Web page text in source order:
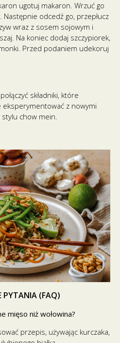
ugotuj makaron. Wrzuć go
odcedź go, przepłucz
wraz z sosem sojowym i
Na koniec dodaj szczypiorek,
Przed podaniem udekoruj
składniki, które
eksperymentować z nowymi
stylu chow mein.
PYTANIA (FAQ)
mięso niż wołowina?
przepis, używając kurczaka,